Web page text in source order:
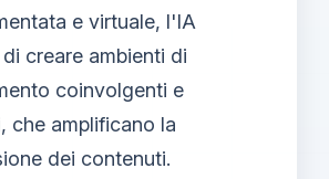
e virtuale, l'IA
creare ambienti di
coinvolgenti e
che amplificano la
dei contenuti.